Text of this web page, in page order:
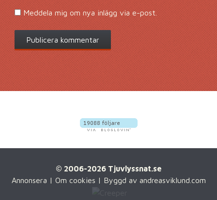
Meddela mig om nya inlägg via e-post.
© 2006-2026 Tjuvlyssnat.se
Annonsera | Om cookies | Byggd av andreasviklund.com